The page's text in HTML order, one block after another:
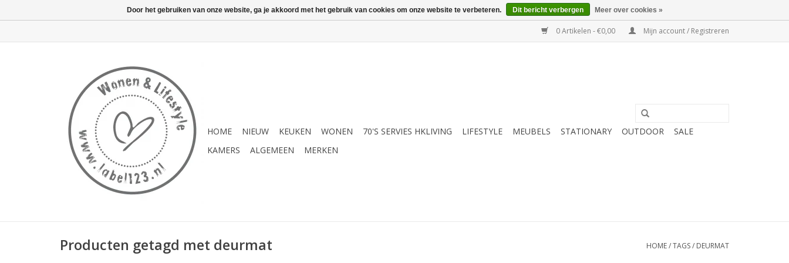
0 Artikelen - €0,00 Mijn account / Registreren
HOME NIEUW KEUKEN WONEN 70'S SERVIES HKLIVING LIFESTYLE MEUBELS STATIONARY OUTDOOR
SALE
KAMERS
ALGEMEEN MERKEN
Producten getagd met deurmat HOME/TAGS/ DEURMAT
Door het gebruiken van onze website, ga je akkoord met het gebruik van cookies om onze website te verbeteren. Dit bericht verbergen Meer over cookies »